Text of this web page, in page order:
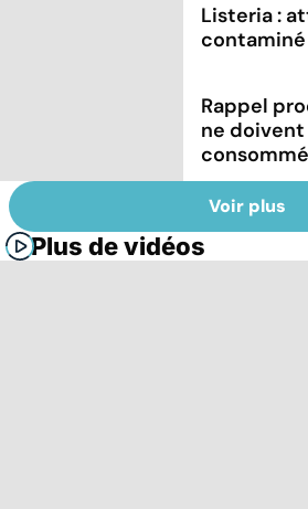
Listeria :
contaminé
Rappel
ne
Voir plus
Plus de vidéos